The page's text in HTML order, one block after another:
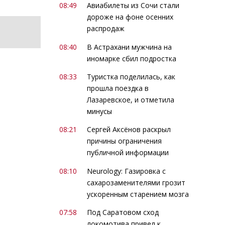
08:49
Авиабилеты из Сочи стали
дороже на фоне осенних
распродаж
08:40
В Астрахани мужчина на
иномарке сбил подростка
08:33
Туристка поделилась, как
прошла поездка в
Лазаревское, и отметила
минусы
08:21
Сергей Аксёнов раскрыл
причины ограничения
публичной информации
08:10
Neurology: Газировка с
сахарозаменителями грозит
ускоренным старением мозга
07:58
Под Саратовом сход